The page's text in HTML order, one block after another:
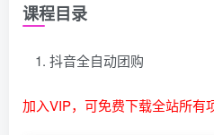
课程目录
抖音全自动团购
加入VIP，可免费下载全站所有